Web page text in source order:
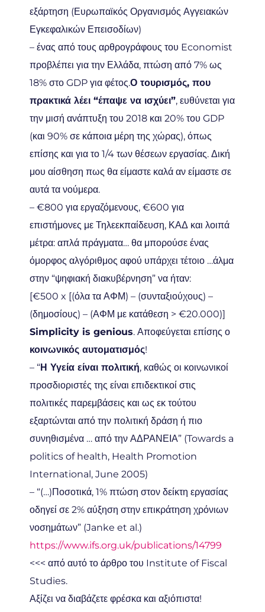
εξάρτηση (Ευρωπαϊκός Οργανισμός Αγγειακών
Εγκεφαλικών Επεισοδίων)
– ένας από τους αρθρογράφους του Economist
προβλέπει για την Ελλάδα, πτώση από 7% ως
18% στο GDP για φέτος.Ο τουρισμός, που
πρακτικά λέει “έπαψε να ισχύει”, ευθύνεται για
την μισή ανάπτυξη του 2018 και 20% του GDP
(και 90% σε κάποια μέρη της χώρας), όπως
επίσης και για το 1/4 των θέσεων εργασίας. Δική
μου αίσθηση πως θα είμαστε καλά αν είμαστε σε
αυτά τα νούμερα.
– €800 για εργαζόμενους, €600 για
επιστήμονες με Τηλεεκπαίδευση, ΚΑΔ και λοιπά
μέτρα: απλά πράγματα… θα μπορούσε ένας
όμορφος αλγόριθμος αφού υπάρχει τέτοιο …άλμα
στην “ψηφιακή διακυβέρνηση” να ήταν:
[€500 x [(όλα τα ΑΦΜ) – (συνταξιούχους) –
(δημοσίους) – (ΑΦΜ με κατάθεση > €20.000)]
Simplicity is genious. Αποφεύγεται επίσης ο
κοινωνικός αυτοματισμός!
– “Η Υγεία είναι πολιτική, καθώς οι κοινωνικοί
προσδιοριστές της είναι επιδεκτικοί στις
πολιτικές παρεμβάσεις και ως εκ τούτου
εξαρτώνται από την πολιτική δράση ή πιο
συνηθισμένα … από την ΑΔΡΑΝΕΙΑ” (Towards a
politics of health, Health Promotion
International, June 2005)
– “(…)Ποσοτικά, 1% πτώση στον δείκτη εργασίας
οδηγεί σε 2% αύξηση στην επικράτηση χρόνιων
νοσημάτων” (Janke et al.)
https://www.ifs.org.uk/publications/14799
<<< από αυτό το άρθρο του Institute of Fiscal
Studies.
Αξίζει να διαβάζετε φρέσκα και αξιόπιστα!